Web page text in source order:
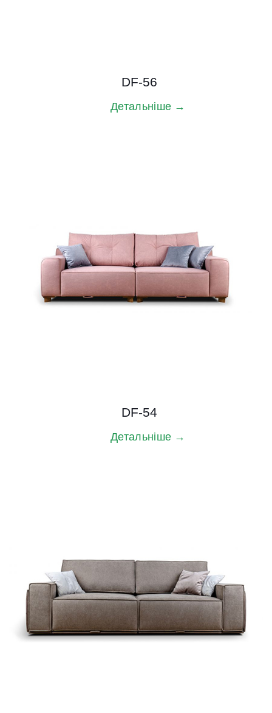
DF-56
Детальніше →
DF-54
Детальніше →